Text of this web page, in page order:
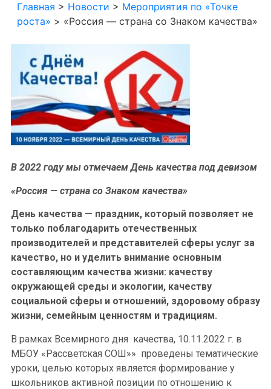
Главная > Новости > Мероприятия по «Точке
роста» > «Россия — страна со Знаком качества»
В 2022 году мы отмечаем День качества под девизом
«Россия — страна со Знаком качества»
День качества — праздник, который позволяет не
только поблагодарить отечественных
производителей и представителей сферы услуг за
качество, но и уделить внимание основным
составляющим качества жизни: качеству
окружающей среды и экологии, качеству
социальной сферы и отношений, здоровому образу
жизни, семейным ценностям и традициям.
В рамках Всемирного дня качества, 10.11.2022 г. в
МБОУ «Рассветская СОШ»» проведены тематические
уроки, целью которых является формирование у
школьников активной позиции по отношению к